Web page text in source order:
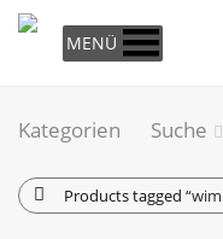
MENÜ
Kategorien Suche
Products tagged